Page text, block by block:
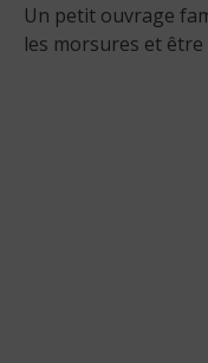
Un petit ouvrage
les morsures et être